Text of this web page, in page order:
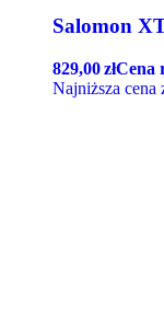
Salomon
829,00złCena
Najniższa cena